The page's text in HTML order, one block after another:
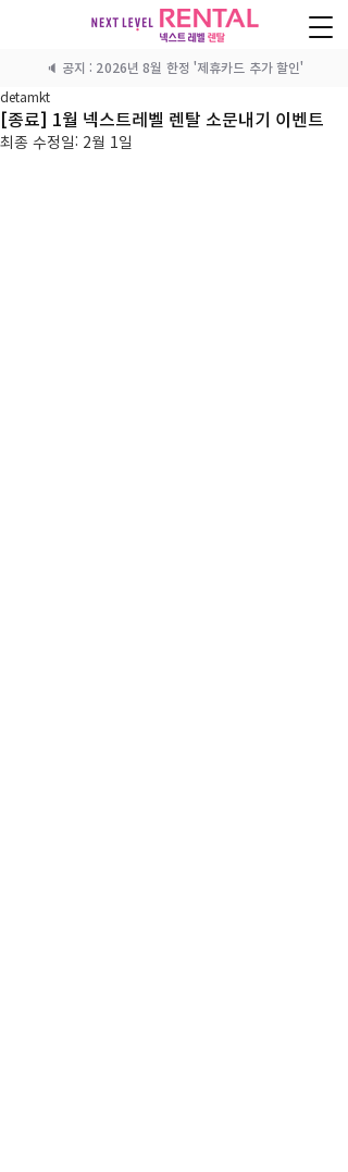
🔈 공지 : 2026년 8월 한정 '제휴카드 추가 할인'
[종료] 1월 넥스트레벨 렌탈 소문내기 이벤트
detamkt
최종 수정일: 2월 1일